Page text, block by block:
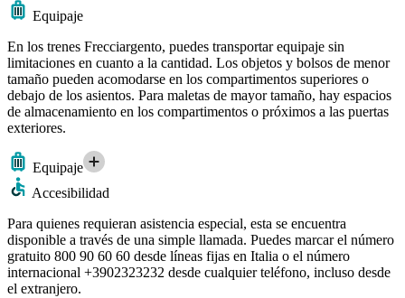
Equipaje
En los trenes Frecciargento, puedes transportar equipaje sin
limitaciones en cuanto a la cantidad. Los objetos y bolsos de menor
tamaño pueden acomodarse en los compartimentos superiores o
debajo de los asientos. Para maletas de mayor tamaño, hay espacios
de almacenamiento en los compartimentos o próximos a las puertas
exteriores.
Equipaje
Accesibilidad
Para quienes requieran asistencia especial, esta se encuentra
disponible a través de una simple llamada. Puedes marcar el número
gratuito 800 90 60 60 desde líneas fijas en Italia o el número
internacional +3902323232 desde cualquier teléfono, incluso desde
el extranjero.